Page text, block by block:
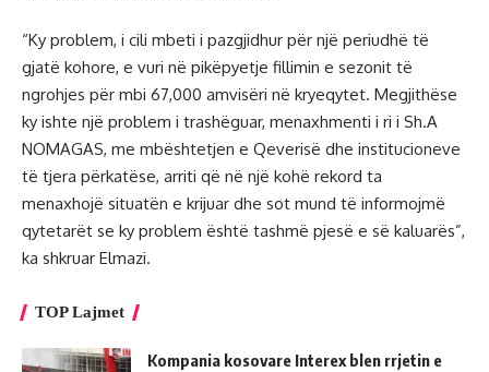
“Ky problem, i cili mbeti i pazgjidhur për një periudhë të
gjatë kohore, e vuri në pikëpyetje fillimin e sezonit të
ngrohjes për mbi 67,000 amvisëri në kryeqytet. Megjithëse
ky ishte një problem i trashëguar, menaxhmenti i ri i Sh.A
NOMAGAS, me mbështetjen e Qeverisë dhe institucioneve
të tjera përkatëse, arriti që në një kohë rekord ta
menaxhojë situatën e krijuar dhe sot mund të informojmë
qytetarët se ky problem është tashmë pjesë e së kaluarës”,
ka shkruar Elmazi.
TOP Lajmet
Kompania kosovare Interex blen rrjetin e